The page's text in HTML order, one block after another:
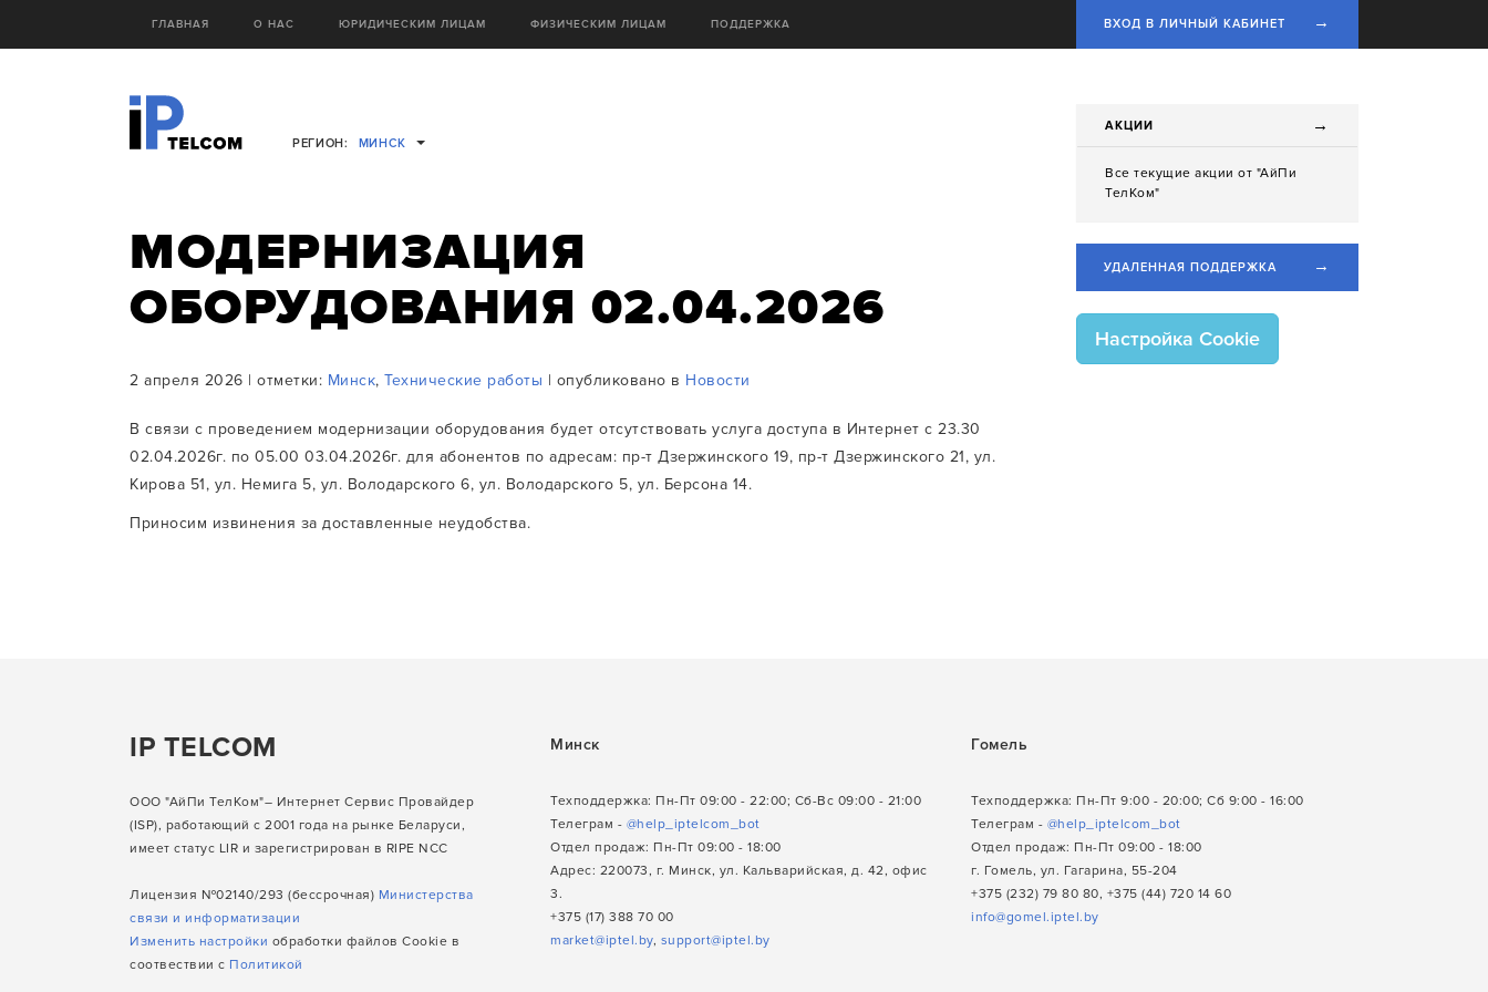
ГЛАВНАЯ О НАС ЮРИДИЧЕСКИМ ЛИЦАМ ФИЗИЧЕСКИМ ЛИЦАМ ПОДДЕРЖКА →
ВХОД В ЛИЧНЫЙ КАБИНЕТ
РЕГИОН: МИНСК
МОДЕРНИЗАЦИЯ
ОБОРУДОВАНИЯ 02.04.2026
2 апреля 2026 | отметки: Минск, Технические работы | опубликовано в Новости
В связи с проведением модернизации оборудования будет отсутствовать услуга доступа в Интернет с 23.30
02.04.2026г. по 05.00 03.04.2026г. для абонентов по адресам: пр-т Дзержинского 19, пр-т Дзержинского 21, ул.
Кирова 51, ул. Немига 5, ул. Володарского 6, ул. Володарского 5, ул. Берсона 14.
Приносим извинения за доставленные неудобства.
АКЦИИ →
Все текущие акции от "АйПи
ТелКом"
→
УДАЛЕННАЯ ПОДДЕРЖКА
Настрoйка Cookie
IP TELCOM
ООО "АйПи ТелКом"– Интернет Сервис Провайдер
(ISP), работающий с 2001 года на рынке Беларуси,
имеет статус LIR и зарегистрирован в RIPE NCC
Лицензия №02140/293 (бессрочная) Министерства
связи и информатизации
Изменить настройки обработки файлов Cookie в
соотвествии с Политикой
Минск
Техподдержка: Пн-Пт 09:00 - 22:00; Сб-Вс 09:00 - 21:00
Телеграм - @help_iptelcom_bot
Отдел продаж: Пн-Пт 09:00 - 18:00
Адрес: 220073, г. Минск, ул. Кальварийская, д. 42, офис
3.
+375 (17) 388 70 00
market@iptel.by, support@iptel.by
Гомель
Техподдержка: Пн-Пт 9:00 - 20:00; Сб 9:00 - 16:00
Телеграм - @help_iptelcom_bot
Отдел продаж: Пн-Пт 09:00 - 18:00
г. Гомель, ул. Гагарина, 55-204
+375 (232) 79 80 80, +375 (44) 720 14 60
info@gomel.iptel.by